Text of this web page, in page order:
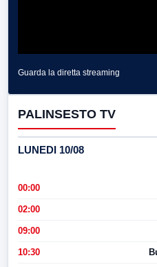
Guarda la diretta streaming
PALINSESTO TV
LUNEDI 10/08
00:00
02:00
09:00
10:30